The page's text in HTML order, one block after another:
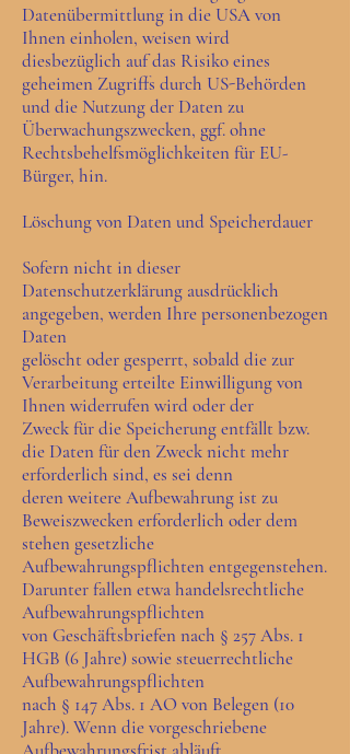
Datenübermittlung in die USA von
Ihnen einholen, weisen wird
diesbezüglich auf das Risiko eines
geheimen Zugriffs durch US-Behörden
und die Nutzung der Daten zu
Überwachungszwecken, ggf. ohne
Rechtsbehelfsmöglichkeiten für EU-
Bürger, hin.
Löschung von Daten und Speicherdauer
Sofern nicht in dieser
Datenschutzerklärung ausdrücklich
angegeben, werden Ihre personenbezogen
Daten
gelöscht oder gesperrt, sobald die zur
Verarbeitung erteilte Einwilligung von
Ihnen widerrufen wird oder der
Zweck für die Speicherung entfällt bzw.
die Daten für den Zweck nicht mehr
erforderlich sind, es sei denn
deren weitere Aufbewahrung ist zu
Beweiszwecken erforderlich oder dem
stehen gesetzliche
Aufbewahrungspflichten entgegenstehen.
Darunter fallen etwa handelsrechtliche
Aufbewahrungspflichten
von Geschäftsbriefen nach § 257 Abs. 1
HGB (6 Jahre) sowie steuerrechtliche
Aufbewahrungspflichten
nach § 147 Abs. 1 AO von Belegen (10
Jahre). Wenn die vorgeschriebene